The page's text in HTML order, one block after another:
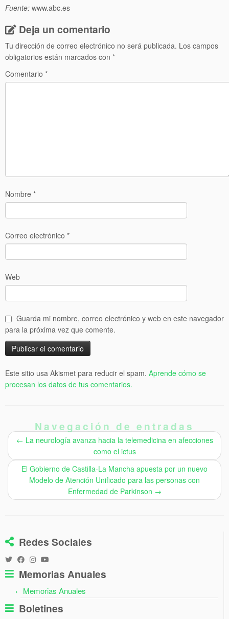
Fuente: www.abc.es
Deja un comentario
Tu dirección de correo electrónico no será publicada. Los campos
obligatorios están marcados con *
Comentario *
Nombre *
Correo electrónico *
Web
Guarda mi nombre, correo electrónico y web en este navegador
para la próxima vez que comente.
Este sitio usa Akismet para reducir el spam. Aprende cómo se
procesan los datos de tus comentarios.
Navegación de entradas
← La neurología avanza hacia la telemedicina en afecciones
como el ictus
El Gobierno de Castilla-La Mancha apuesta por un nuevo
Modelo de Atención Unificado para las personas con
Enfermedad de Parkinson →
Redes Sociales
Memorias Anuales
Memorias Anuales
Boletines